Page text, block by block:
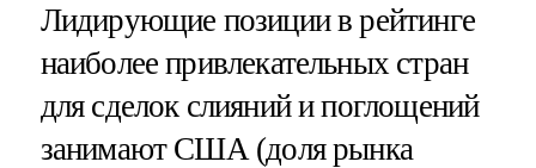
Лидирующие позиции в рейтинге
наиболее привлекательных стран
для сделок слияний и поглощений
занимают США (доля рынка